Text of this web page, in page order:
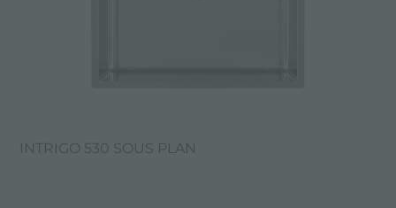
INTRIGO 530 SOUS PLAN